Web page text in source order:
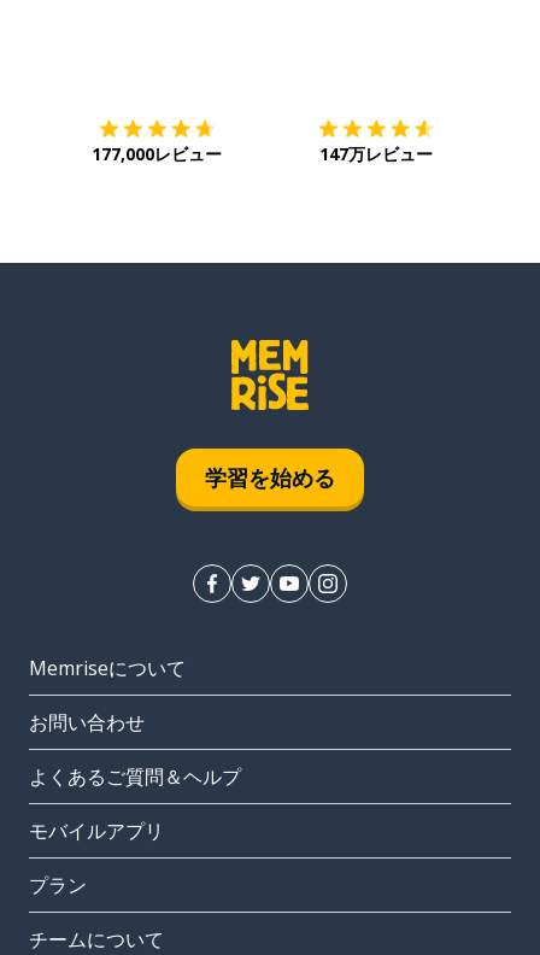
177,000レビュー 147万レビュー
学習を始める
Memriseについて
お問い合わせ
よくあるご質問＆ヘルプ
モバイルアプリ
プラン
チームについて